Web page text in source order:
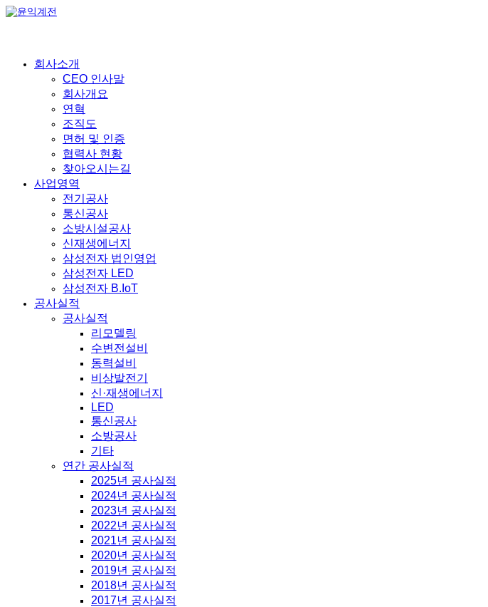
회사소개
CEO 인사말
회사개요
연혁
조직도
면허 및 인증
협력사 현황
찾아오시는길
사업영역
전기공사
통신공사
소방시설공사
신재생에너지
삼성전자 법인영업
삼성전자 LED
삼성전자 B.IoT
공사실적
공사실적
리모델링
수변전설비
동력설비
비상발전기
신·재생에너지
LED
통신공사
소방공사
기타
연간 공사실적
2025년 공사실적
2024년 공사실적
2023년 공사실적
2022년 공사실적
2021년 공사실적
2020년 공사실적
2019년 공사실적
2018년 공사실적
2017년 공사실적